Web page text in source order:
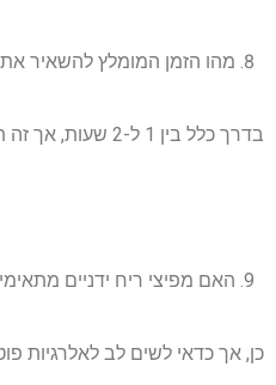
מהו הזמן המומלץ להשאיר
בדרך כלל בין 1 ל-2 שעות, אך זה תלוי במצב.
האם מפיצי ריח ידניים
כן, אך כדאי לשים לב לאלרגיות